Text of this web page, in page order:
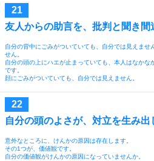
友人からの助言を、批判と聞き間
自分の背中にごみがついていても、自分では見えませ
せん。
自分の頭の上にハエが止まっていても、本人はなかな
です。
顔にごみがついていても、自分では見えません。
自分の頭のよさが、対立を生み出
意外なところに、けんかの原因は存在します。
その1つが、価値観です。
自分の価値観がけんかの原因になっていませんか。